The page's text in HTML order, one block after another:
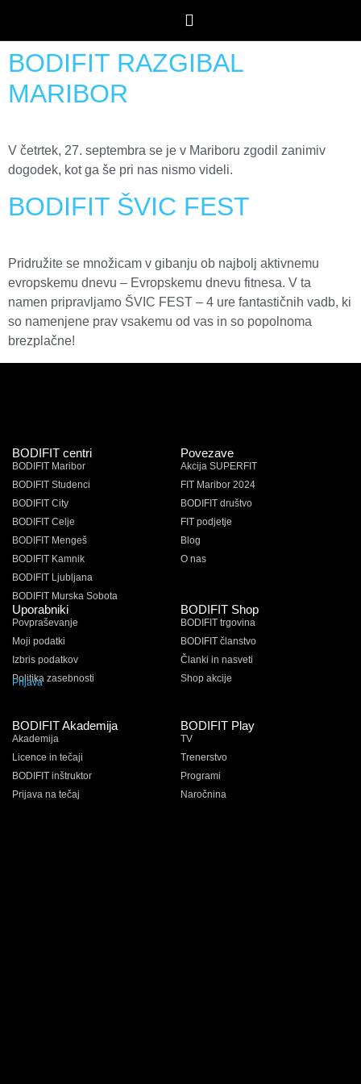
BODIFIT RAZGIBAL
MARIBOR
V četrtek, 27. septembra se je v Mariboru zgodil zanimiv
dogodek, kot ga še pri nas nismo videli.
BODIFIT ŠVIC FEST
Pridružite se množicam v gibanju ob najbolj aktivnemu
evropskemu dnevu – Evropskemu dnevu fitnesa. V ta
namen pripravljamo ŠVIC FEST – 4 ure fantastičnih vadb, ki
so namenjene prav vsakemu od vas in so popolnoma
brezplačne!
BODIFIT centri
BODIFIT Maribor
BODIFIT Studenci
BODIFIT City
BODIFIT Celje
BODIFIT Mengeš
BODIFIT Kamnik
BODIFIT Ljubljana
BODIFIT Murska Sobota
Povezave
Akcija SUPERFIT
FIT Maribor 2024
BODIFIT društvo
FIT podjetje
Blog
O nas
Uporabniki
Povpraševanje
Moji podatki
Izbris podatkov
Politika zasebnosti
Prijava
BODIFIT Shop
BODIFIT trgovina
BODIFIT članstvo
Članki in nasveti
Shop akcije
BODIFIT Akademija
Akademija
Licence in tečaji
BODIFIT inštruktor
Prijava na tečaj
BODIFIT Play
TV
Trenerstvo
Programi
Naročnina